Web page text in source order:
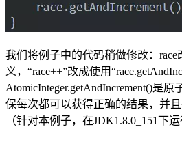
我们将例子中的代码稍做修改：race
义，“race++”改成使用
AtomicInteger.getAndIncrement()是
保每次都可以获得正确的结果，并
（针对本例子，在JDK1.8.0_151下运